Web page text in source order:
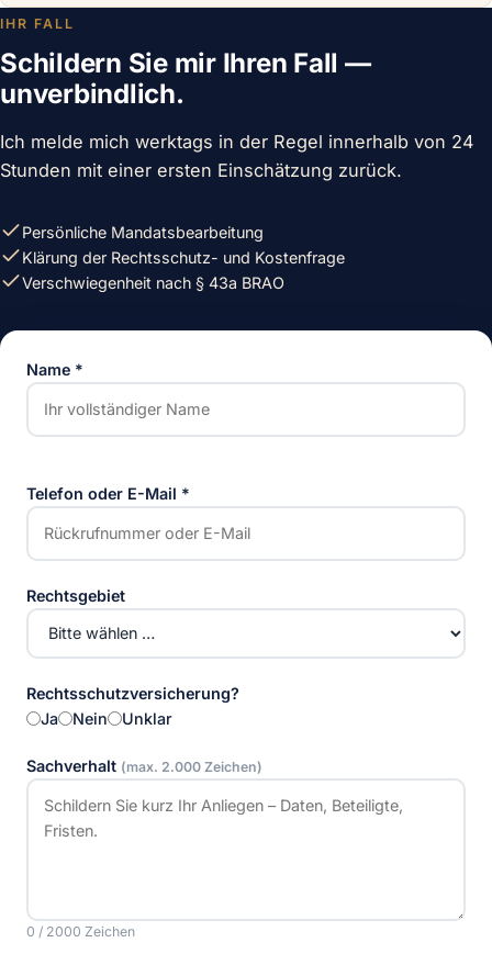
IHR FALL
Schildern Sie mir Ihren Fall —
unverbindlich.
Ich melde mich werktags in der Regel innerhalb von 24
Stunden mit einer ersten Einschätzung zurück.
Persönliche Mandatsbearbeitung
Klärung der Rechtsschutz- und Kostenfrage
Verschwiegenheit nach § 43a BRAO
Name *
Telefon oder E-Mail *
Rechtsgebiet
Rechtsschutzversicherung?
Ja
Nein Unklar
Sachverhalt (max. 2.000 Zeichen)
0 / 2000 Zeichen